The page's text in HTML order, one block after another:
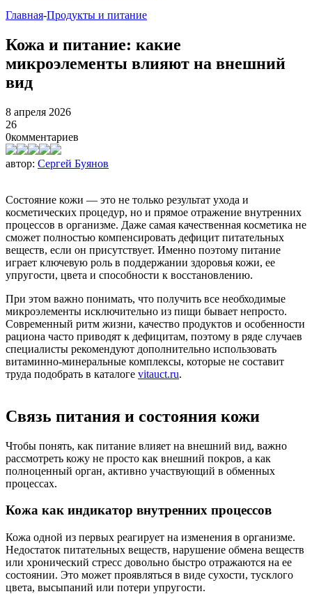
Главная-Продукты и питание
Кожа и питание: какие
микроэлементы влияют на внешний
вид
8 апреля 2026
26
0комментариев
автор: Сергей Буянов
Состояние кожи — это не только результат ухода и
косметических процедур, но и прямое отражение внутренних
процессов в организме. Даже самая качественная косметика не
сможет полностью компенсировать дефицит питательных
веществ, если он присутствует. Именно поэтому питание
играет ключевую роль в поддержании здоровья кожи, ее
упругости, цвета и способности к восстановлению.
При этом важно понимать, что получить все необходимые
микроэлементы исключительно из пищи бывает непросто.
Современный ритм жизни, качество продуктов и особенности
рациона часто приводят к дефицитам, поэтому в ряде случаев
специалисты рекомендуют дополнительно использовать
витаминно-минеральные комплексы, которые не составит
труда подобрать в каталоге vitauct.ru.
Связь питания и состояния кожи
Чтобы понять, как питание влияет на внешний вид, важно
рассмотреть кожу не просто как внешний покров, а как
полноценный орган, активно участвующий в обменных
процессах.
Кожа как индикатор внутренних процессов
Кожа одной из первых реагирует на изменения в организме.
Недостаток питательных веществ, нарушение обмена веществ
или хронический стресс довольно быстро отражаются на ее
состоянии. Это может проявляться в виде сухости, тусклого
цвета, высыпаний или потери упругости.